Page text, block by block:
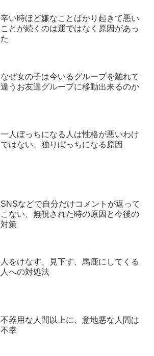
辛い時ほど嫌なことばかり起きて悪い
ことが続くのは運ではなく原因があっ
た
なぜ女の子は今いるグループを離れて
違うお友達グループに移動出来るのか
一人ぼっちになる人は性格が悪いわけ
ではない、独りぼっちになる原因
SNSなどで自分だけコメントが返って
こない、無視された時の原因と今後の
対策
人をけなす、見下す、馬鹿にしてくる
人への対処法
不器用な人間以上に、意地悪な人間は
不幸